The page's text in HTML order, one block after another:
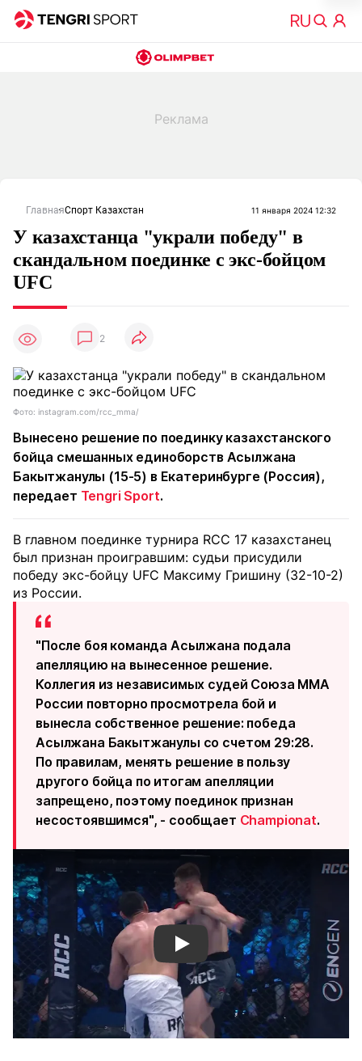
ГлавнаяСпорт Казахстан 11 января 2024 12:32
У казахстанца "украли победу" в
скандальном поединке с экс-бойцом
UFC
2
Фото: instagram.com/rcc_mma/
Вынесено решение по поединку казахстанского
бойца смешанных единоборств Асылжана
Бакытжанулы (15-5) в Екатеринбурге (Россия),
передает Tengri Sport.
В главном поединке турнира RCC 17 казахстанец
был признан проигравшим: судьи присудили
победу экс-бойцу UFC Максиму Гришину (32-10-2)
из России.
"После боя команда Асылжана подала
апелляцию на вынесенное решение.
Коллегия из независимых судей Союза ММА
России повторно просмотрела бой и
вынесла собственное решение: победа
Асылжана Бакытжанулы со счетом 29:28.
По правилам, менять решение в пользу
другого бойца по итогам апелляции
запрещено, поэтому поединок признан
несостоявшимся", - сообщает Championat.
Смотреть видео YouTube